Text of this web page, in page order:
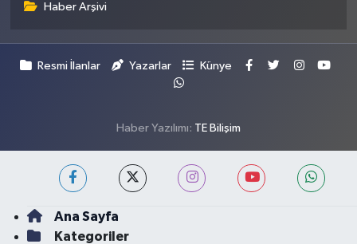
Haber Arşivi
Resmi İlanlar Yazarlar Künye
Haber Yazılımı: TE Bilişim
Ana Sayfa
Kategoriler